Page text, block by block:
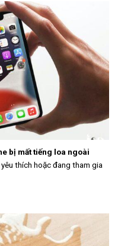
bị mất tiếng loa ngoài
thích hoặc đang tham gia